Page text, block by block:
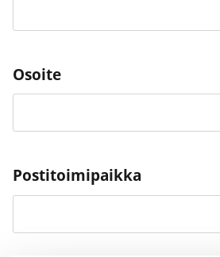
Osoi­te
Pos­ti­toi­mi­paik­ka